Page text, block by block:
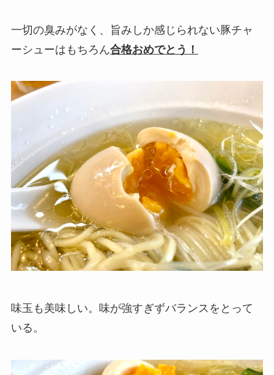
一切の臭みがなく、旨みしか感じられない豚チャ
ーシューはもちろん合格おめでとう！
味玉も美味しい。味が強すぎずバランスをとって
いる。